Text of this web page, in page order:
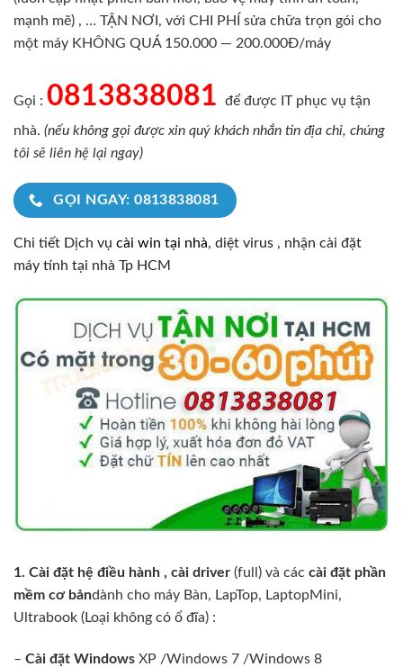
mạnh mẽ) , … TẬN NƠI, với CHI PHÍ sửa chữa trọn gói cho
một máy KHÔNG QUÁ 150.000 — 200.000Đ/máy
Gọi : 0813838081 để được IT phục vụ tận
nhà. (nếu không gọi được xin quý khách nhắn tin địa chỉ, chúng
tôi sẽ liên hệ lại ngay)
GỌI NGAY: 0813838081
Chi tiết Dịch vụ cài win tại nhà, diệt virus , nhận cài đặt
máy tính tại nhà Tp HCM
1. Cài đặt hệ điều hành , cài driver (full) và các cài đặt phần
mềm cơ bảndành cho máy Bàn, LapTop, LaptopMini,
Ultrabook (Loại không có ổ đĩa) :
– Cài đặt Windows XP /Windows 7 /Windows 8